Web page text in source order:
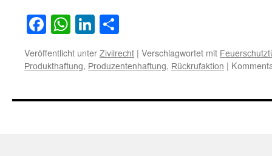
Facebook
WhatsApp
LinkedIn
Veröffentlicht unter Zivilrecht | Verschlagwortet mit
Produkthaftung, Produzentenhaftung, Rückrufaktion |